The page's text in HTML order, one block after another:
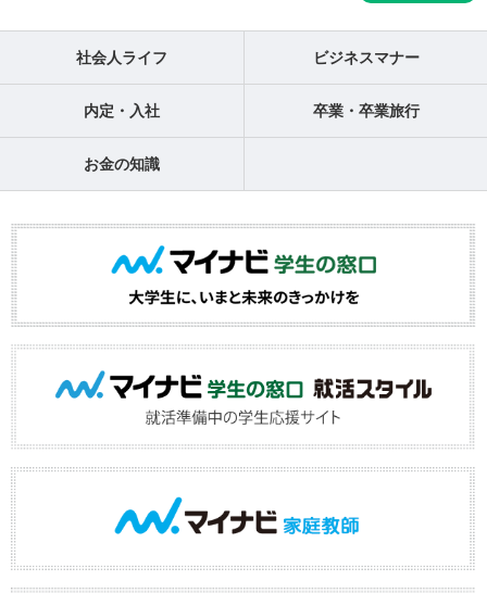
社会人ライフ ビジネスマナー
内定・入社 卒業・卒業旅行
お金の知識